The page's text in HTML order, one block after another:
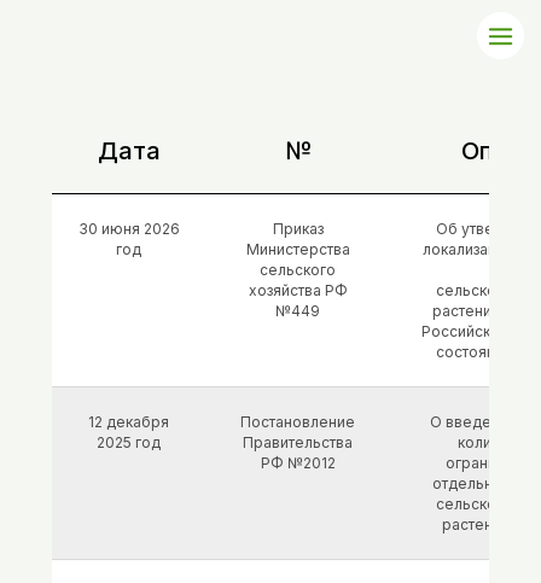
Дата №
30 июня 2026
год
Приказ
Министерства
сельского
хозяйства РФ
№449
Об
локализации
растений на
Российской
состоянию на
12 декабря
2025 год
Постановление
Правительства
РФ №2012
О введении
отдельных
растений в